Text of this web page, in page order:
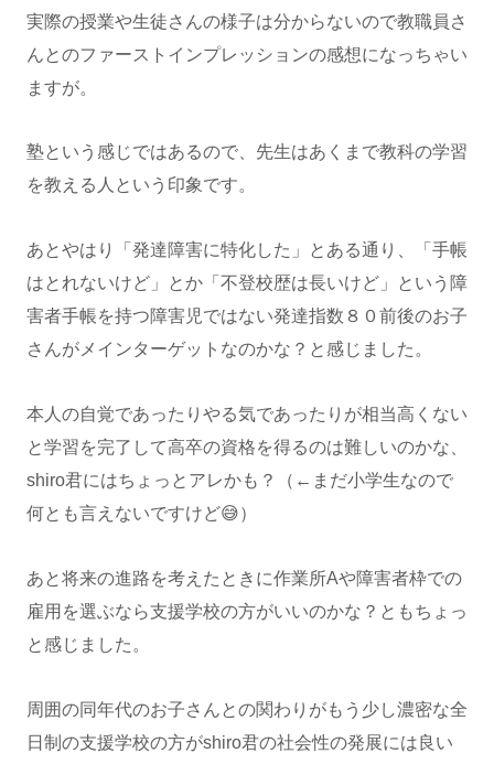
実際の授業や生徒さんの様子は分からないので教職員さ
んとのファーストインプレッションの感想になっちゃい
ますが。
塾という感じではあるので、先生はあくまで教科の学習
を教える人という印象です。
あとやはり「発達障害に特化した」とある通り、「手帳
はとれないけど」とか「不登校歴は長いけど」という障
害者手帳を持つ障害児ではない発達指数８０前後のお子
さんがメインターゲットなのかな？と感じました。
本人の自覚であったりやる気であったりが相当高くない
と学習を完了して高卒の資格を得るのは難しいのかな、
shiro君にはちょっとアレかも？（←まだ小学生なので
何とも言えないですけど😅）
あと将来の進路を考えたときに作業所Aや障害者枠での
雇用を選ぶなら支援学校の方がいいのかな？ともちょっ
と感じました。
周囲の同年代のお子さんとの関わりがもう少し濃密な全
日制の支援学校の方がshiro君の社会性の発展には良い